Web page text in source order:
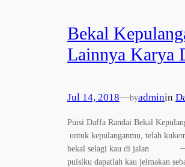
Bekal
Lainnya Karya
Jul 14, 2018—byadminin
Puisi Daffa Randai Bekal
untuk kepulanganmu, telah
bekal selagi kau di jalan
puisiku dapatlah kau jelmakan